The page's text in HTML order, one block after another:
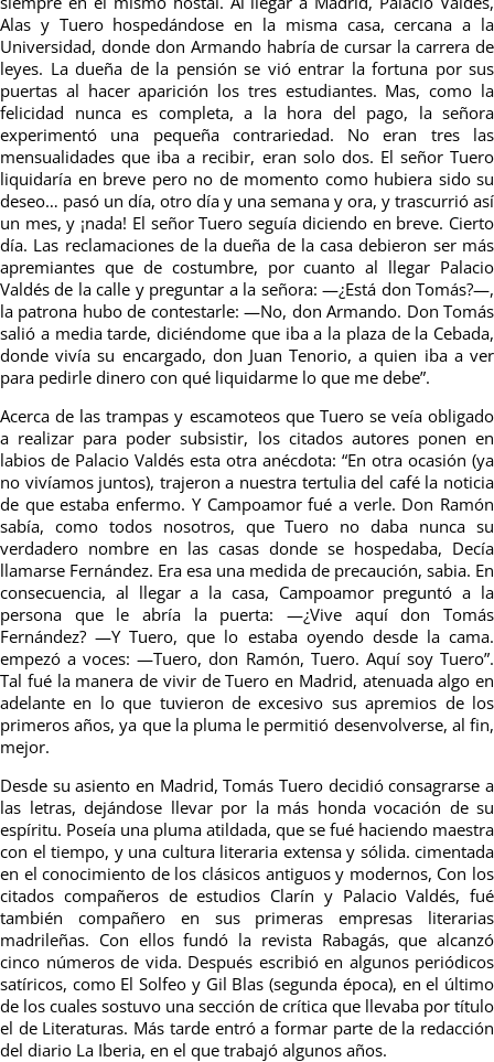
Alas y Tuero hospedándose en la misma casa, cercana a la
Universidad, donde don Armando habría de cursar la carrera de
leyes. La dueña de la pensión se vió entrar la fortuna por sus
puertas al hacer aparición los tres estudiantes. Mas, como la
felicidad nunca es completa, a la hora del pago, la señora
experimentó una pequeña contrariedad. No eran tres las
mensualidades que iba a recibir, eran solo dos. El señor Tuero
liquidaría en breve pero no de momento como hubiera sido su
deseo… pasó un día, otro día y una semana y ora, y trascurrió así
un mes, y ¡nada! El señor Tuero seguía diciendo en breve. Cierto
día. Las reclamaciones de la dueña de la casa debieron ser más
apremiantes que de costumbre, por cuanto al llegar Palacio
Valdés de la calle y preguntar a la señora: —¿Está don Tomás?—,
la patrona hubo de contestarle: —No, don Armando. Don Tomás
salió a media tarde, diciéndome que iba a la plaza de la Cebada,
donde vivía su encargado, don Juan Tenorio, a quien iba a ver
para pedirle dinero con qué liquidarme lo que me debe”.
Acerca de las trampas y escamoteos que Tuero se veía obligado
a realizar para poder subsistir, los citados autores ponen en
labios de Palacio Valdés esta otra anécdota: “En otra ocasión (ya
no vivíamosjuntos), trajeron a nuestra tertulia del café la noticia
de que estaba enfermo. Y Campoamor fué a verle. Don Ramón
sabía, como todos nosotros, que Tuero no daba nunca su
verdadero nombre en las casas donde se hospedaba, Decía
llamarse Fernández. Era esa una medida de precaución, sabia. En
consecuencia, al llegar a la casa, Campoamor preguntó a la
persona que le abría la puerta: —¿Vive aquí don Tomás
Fernández?—YTuero, que lo estaba oyendo desde la cama.
empezó a voces: —Tuero, don Ramón, Tuero. Aquí soy Tuero”.
Tal fué la manera de vivir de Tuero en Madrid, atenuada algo en
adelante en lo que tuvieron de excesivo sus apremios de los
primerosaños, ya que la pluma le permitió desenvolverse, al fin,
mejor.
Desde su asiento en Madrid, Tomás Tuero decidió consagrarse a
las letras, dejándose llevar por la más honda vocación de su
espíritu. Poseía una pluma atildada, que se fué haciendo maestra
con el tiempo, y una cultura literaria extensa y sólida. cimentada
en el conocimiento de los clásicos antiguos y modernos, Con los
citados compañeros de estudios Clarín y Palacio Valdés, fué
también compañero en sus primeras empresas literarias
madrileñas. Con ellos fundó la revista Rabagás, que alcanzó
cinco números de vida. Después escribió en algunos periódicos
satíricos, como El Solfeo y Gil Blas (segunda época), en el último
de los cuales sostuvo una sección de crítica que llevaba por título
el de Literaturas. Más tarde entró a formar parte de la redacción
del diario La Iberia, en el que trabajó algunos años.